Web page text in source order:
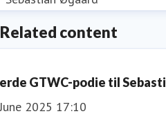
Related content
GTWC-podie til
2025 17:10